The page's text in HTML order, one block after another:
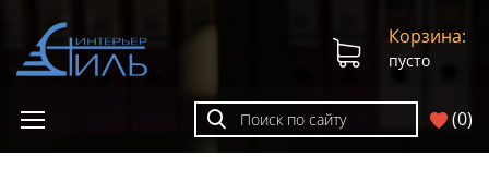
(0)
Корзина:
пусто